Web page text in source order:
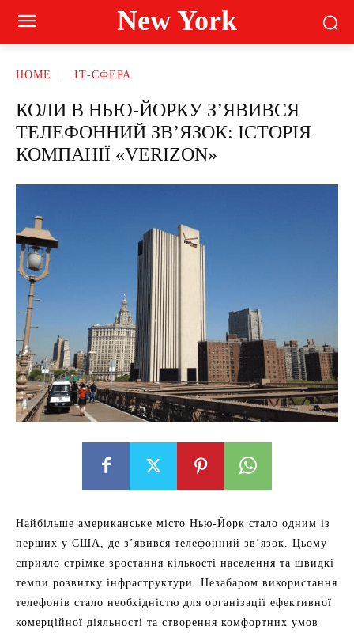
New York
HOME ІТ-СФЕРА
КОЛИ В НЬЮ-ЙОРКУ З’ЯВИВСЯ
ТЕЛЕФОННИЙ ЗВ’ЯЗОК: ІСТОРІЯ
КОМПАНІЇ «VERIZON»
Найбільше американське місто Нью-Йорк стало одним із
перших у США, де з’явився телефонний зв’язок. Цьому
сприяло стрімке зростання кількості населення та швидкі
темпи розвитку інфраструктури. Незабаром використання
телефонів стало необхідністю для організації ефективної
комерційної діяльності та створення комфортних умов